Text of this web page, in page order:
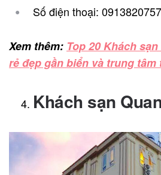
Số điện thoại: 0913820757
Xem thêm: Top 20 Khách
rẻ đẹp gần biển và trung tâm
Khách sạn